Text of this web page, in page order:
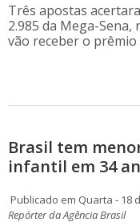
Três apostas
2.985 da Mega-
vão receber o prêmio
Brasil tem
infantil em 34
Publicado em Quarta - 18
Repórter da Agência Brasil